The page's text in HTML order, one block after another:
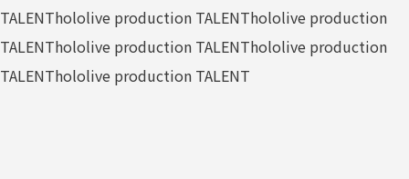
TALENThololive production TALENThololive production
TALENThololive production TALENThololive production
TALENThololive production TALENT